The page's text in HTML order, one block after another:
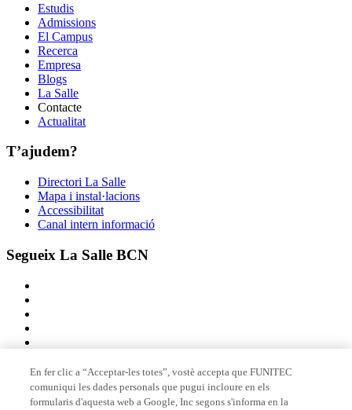
Estudis
Admissions
El Campus
Recerca
Empresa
Blogs
La Salle
Contacte
Actualitat
T’ajudem?
Directori La Salle
Mapa i instal·lacions
Accessibilitat
Canal intern informació
Segueix La Salle BCN
Membre de
En fer clic a “Acceptar-les totes”, vostè accepta que FUNITEC
comuniqui les dades personals que pugui incloure en els
formularis d'aquesta web a Google, Inc segons s'informa en la